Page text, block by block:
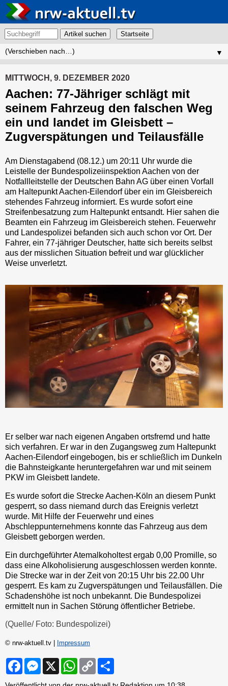
Artikel suchen
▼
MITTWOCH, 9. DEZEMBER 2020
Aachen: 77-Jähriger schlägt mit
seinem Fahrzeug den falschen Weg
ein und landet im Gleisbett –
Zugverspätungen und Teilausfälle
Am Dienstagabend (08.12.) um 20:11 Uhr wurde die
Leistelle der Bundespolizeiinspektion Aachen von der
Notfallleitstelle der Deutschen Bahn AG über einen Vorfall
am Haltepunkt Aachen-Eilendorf über ein im Gleisbereich
stehendes Fahrzeug informiert. Es wurde sofort eine
Streifenbesatzung zum Haltepunkt entsandt. Hier sahen die
Beamten ein Fahrzeug im Gleisbereich stehen. Feuerwehr
und Landespolizei befanden sich auch schon vor Ort. Der
Fahrer, ein 77-jähriger Deutscher, hatte sich bereits selbst
aus der misslichen Situation befreit und war glücklicher
Weise unverletzt.
Er selber war nach eigenen Angaben ortsfremd und hatte
sich verfahren. Er war in den Zugangsweg zum Haltepunkt
Aachen-Eilendorf eingebogen, bis er schließlich im Dunkeln
die Bahnsteigkante heruntergefahren war und mit seinem
PKW im Gleisbett landete.
Es wurde sofort die Strecke Aachen-Köln an diesem Punkt
gesperrt, so dass niemand durch das Ereignis verletzt
wurde. Mit Hilfe der Feuerwehr und eines
Abschleppunternehmens konnte das Fahrzeug aus dem
Gleisbett geborgen werden.
Ein durchgeführter Atemalkoholtest ergab 0,00 Promille, so
dass eine Alkoholisierung ausgeschlossen werden konnte.
Die Strecke war in der Zeit von 20:15 Uhr bis 22.00 Uhr
gesperrt. Es kam zu Zugverspätungen und Teilausfällen. Die
Schadenshöhe ist noch unbekannt. Die Bundespolizei
ermittelt nun in Sachen Störung öffentlicher Betriebe.
(Quelle/ Foto: Bundespolizei)
© nrw-aktuell.tv | Impressum
F
M
X
W
C